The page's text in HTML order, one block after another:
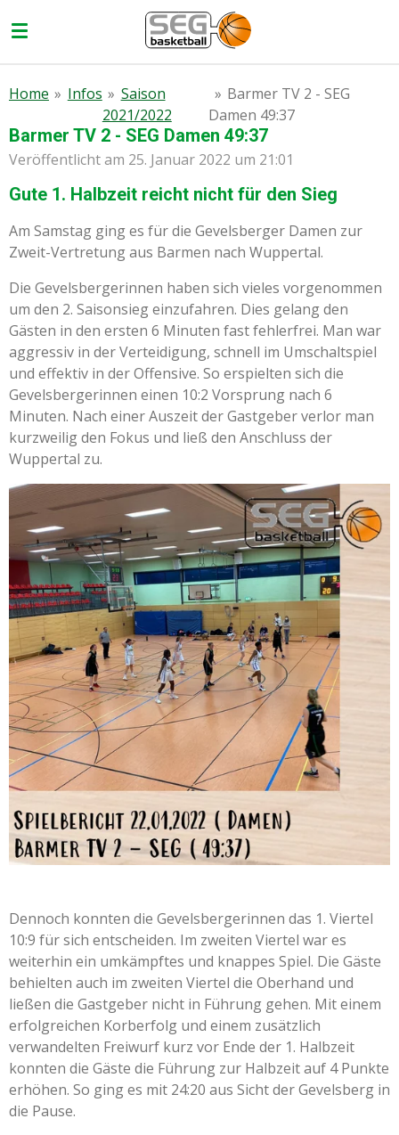
Hauptinhalt
Home » Infos » Saison
2021/2022
» Barmer TV 2 - SEG
Damen 49:37
Barmer TV 2 - SEG Damen 49:37
Veröffentlicht am 25. Januar 2022 um 21:01
Gute 1. Halbzeit reicht nicht für den Sieg
Am Samstag ging es für die Gevelsberger Damen zur
Zweit-Vertretung aus Barmen nach Wuppertal.
Die Gevelsbergerinnen haben sich vieles vorgenommen
um den 2. Saisonsieg einzufahren. Dies gelang den
Gästen in den ersten 6 Minuten fast fehlerfrei. Man war
aggressiv in der Verteidigung, schnell im Umschaltspiel
und effektiv in der Offensive. So erspielten sich die
Gevelsbergerinnen einen 10:2 Vorsprung nach 6
Minuten. Nach einer Auszeit der Gastgeber verlor man
kurzweilig den Fokus und ließ den Anschluss der
Wuppertal zu.
Dennoch konnten die Gevelsbergerinnen das 1. Viertel
10:9 für sich entscheiden. Im zweiten Viertel war es
weiterhin ein umkämpftes und knappes Spiel. Die Gäste
behielten auch im zweiten Viertel die Oberhand und
ließen die Gastgeber nicht in Führung gehen. Mit einem
erfolgreichen Korberfolg und einem zusätzlich
verwandelten Freiwurf kurz vor Ende der 1. Halbzeit
konnten die Gäste die Führung zur Halbzeit auf 4 Punkte
erhöhen. So ging es mit 24:20 aus Sicht der Gevelsberg in
die Pause.